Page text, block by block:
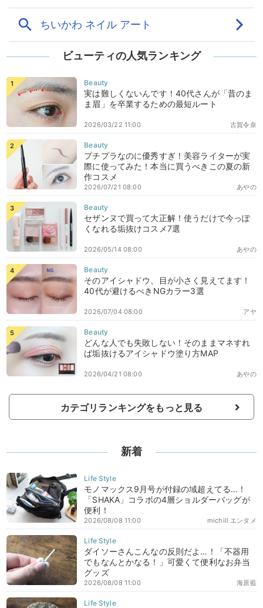
ビューティの人気ランキング
実は難しくないんです！40代さんが「昔のま
ま眉」を卒業するための最短ルート
古賀令奈
2026/03/22 11:00
プチプラなのに優秀すぎ！美容ライターが実
際に使ってみた！本当に買うべきこの夏の新
作コスメ
あやの
2026/07/21 08:00
セザンヌで買って大正解！使うだけで今っぽ
くなれる垢抜けコスメ7選
あやの
2026/05/14 08:00
そのアイシャドウ、目が小さく見えてます！
40代が避けるべきNGカラー3選
アヤ
2026/07/04 08:00
どんな人でも失敗しない！そのままマネすれ
ば垢抜けるアイシャドウ塗り方MAP
あやの
2026/04/21 08:00
カテゴリランキングをもっと見る
新着
モノマックス9月号が付録の域超えてる…！
「SHAKA」コラボの4層ショルダーバッグが
便利！
michill エンタメ
2026/08/08 11:00
ダイソーさんこんなの反則だよ…！「不器用
でもなんとかなる！」可愛くて便利なお弁当
グッズ
海原藍
2026/08/08 11:00